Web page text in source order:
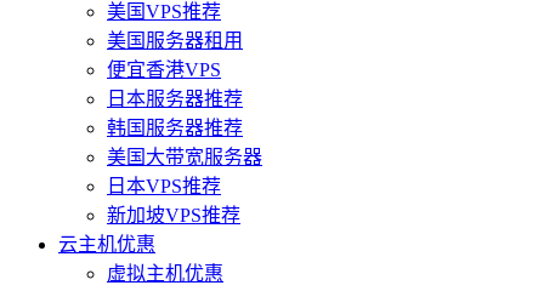
美国VPS推荐
美国服务器租用
便宜香港VPS
日本服务器推荐
韩国服务器推荐
美国大带宽服务器
日本VPS推荐
新加坡VPS推荐
云主机优惠
虚拟主机优惠